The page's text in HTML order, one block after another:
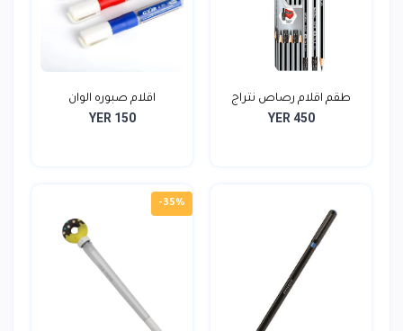
طقم اقلام رصاص نتراج
هن...
YER 450
اقلام صبوره الوان
YER 150
-35%